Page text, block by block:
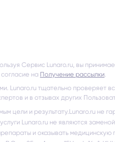
Сервис Lunaro.ru, вы
на Получение рассылки.
Lunaro.ru тщательно проверяет
и в отзывах других
цели и результату.Lunaro.ru не
Lunaro.ru не являются
и оказывать